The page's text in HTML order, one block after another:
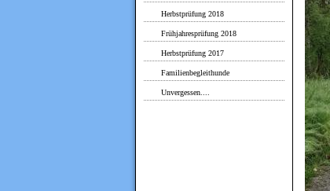
Herbstprüfung 2018
Frühjahresprüfung 2018
Herbstprüfung 2017
Familienbegleithunde
Unvergessen....